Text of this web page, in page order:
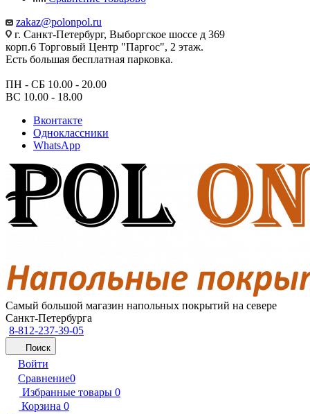
zakaz@polonpol.ru
г. Санкт-Петербург, Выборгское шоссе д 369
корп.6 Торговый Центр "Паргос", 2 этаж.
Есть большая бесплатная парковка.
ПН - СБ 10.00 - 20.00
ВС 10.00 - 18.00
Вконтакте
Одноклассники
WhatsApp
Самый большой магазин напольных покрытий на севере
Санкт-Петербурга
8-812-237-39-05
Поиск
Войти
Сравнение0
Избранные товары 0
Корзина 0